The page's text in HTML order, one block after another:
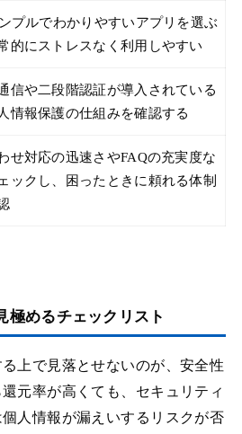
プルでわかりやすいアプリを選ぶ
的にストレスなく利用しやすい
信や二段階認証が導入されている
情報保護の仕組みを確認する
せ対応の迅速さやFAQの充実度な
ックし、困ったときに頼れる体制
極めるチェックリスト
上で見落とせないのが、安全性
元率が高くても、セキュリティ
人情報が漏えいするリスクが否